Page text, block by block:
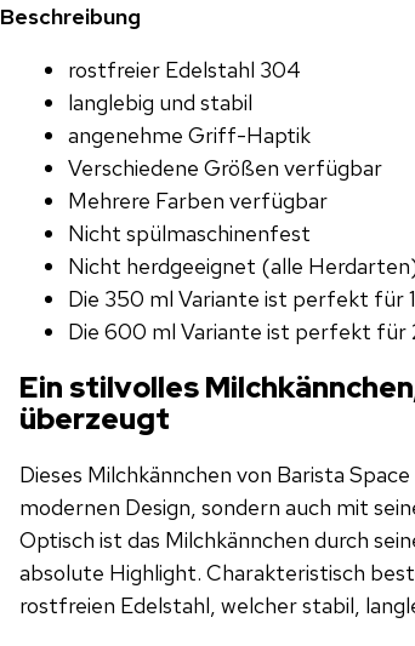
Beschreibung
rostfreier Edelstahl 304
langlebig und stabil
angenehme Griff-Haptik
Verschiedene Größen verfügbar
Mehrere Farben verfügbar
Nicht spülmaschinenfest
Nicht herdgeeignet (alle
Die 350 ml Variante ist perfekt für
Die 600 ml Variante ist perfekt für
Ein stilvolles
überzeugt
Dieses Milchkännchen von Barista
modernen Design, sondern auch mit
Optisch ist das Milchkännchen durch
absolute Highlight. Charakteristisch
rostfreien Edelstahl, welcher stabil,